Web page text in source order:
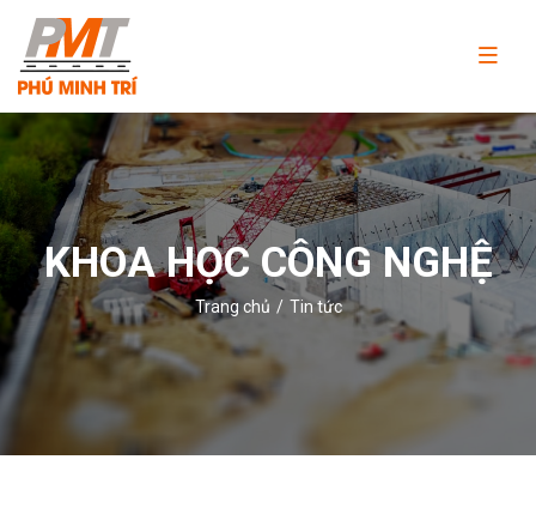
TNHH
Thương
và
dịch
vụ
Phú
Minh
Trí
KHOA HỌC CÔNG NGHỆ
Trang chủ Tin tức